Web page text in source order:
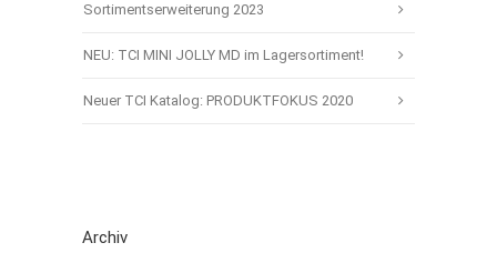
Sortimentserweiterung 2023
NEU: TCI MINI JOLLY MD im Lagersortiment!
Neuer TCI Katalog: PRODUKTFOKUS 2020
Archiv